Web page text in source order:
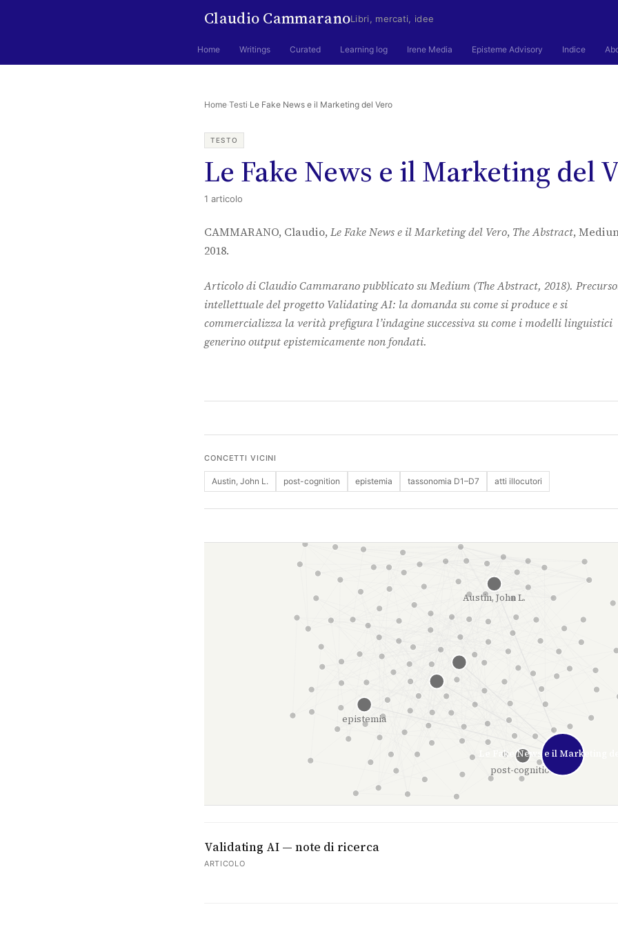
Claudio CammaranoLibri, mercati, idee
Home Writings Curated Learning log Irene Media Episteme Advisory Indice
Home·Testi·Le Fake News e il Marketing del Vero
TESTO
Le Fake News e il Marketing del
1 articolo
CAMMARANO, Claudio, Le Fake News e il Marketing del Vero, The Abstract,
2018.
Articolo di Claudio Cammarano pubblicato su Medium (The Abstract, 2018).
intellettuale del progetto Validating AI: la domanda su come si produce e si
commercializza la verità prefigura l’indagine successiva su come i modelli linguistici
generino output epistemicamente non fondati.
CONCETTI VICINI
Austin, John L. post-cognition epistemia tassonomia D1–D7 atti illocutori
Austin, John L.
post-cognition
epistemia
Le Fake News e il Marketing
Validating AI — note di ricerca
ARTICOLO